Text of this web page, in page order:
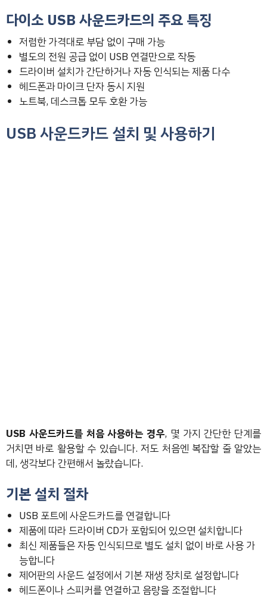
다이소 USB 사운드카드의 주요 특징
저렴한 가격대로 부담 없이 구매 가능
별도의 전원 공급 없이 USB 연결만으로 작동
드라이버 설치가 간단하거나 자동 인식되는 제품 다수
헤드폰과 마이크 단자 동시 지원
노트북, 데스크톱 모두 호환 가능
USB 사운드카드 설치 및 사용하기
USB 사운드카드를 처음 사용하는 경우, 몇 가지 간단한 단계를
거치면 바로 활용할 수 있습니다. 저도 처음엔 복잡할 줄 알았는
데, 생각보다 간편해서 놀랐습니다.
기본 설치 절차
USB 포트에 사운드카드를 연결합니다
제품에 따라 드라이버 CD가 포함되어 있으면 설치합니다
최신 제품들은 자동 인식되므로 별도 설치 없이 바로 사용 가
능합니다
제어판의 사운드 설정에서 기본 재생 장치로 설정합니다
헤드폰이나 스피커를 연결하고 음량을 조절합니다